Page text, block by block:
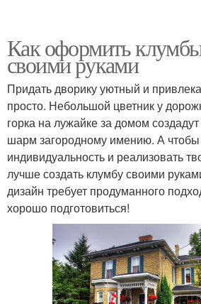
Как оформить
своими руками
Придать дворику уютный и
просто. Небольшой цветник у
горка на лужайке за домом
шарм загородному имению. А чтобы
индивидуальность и реализовать
лучше создать клумбу своими
дизайн требует продуманного
хорошо подготовиться!